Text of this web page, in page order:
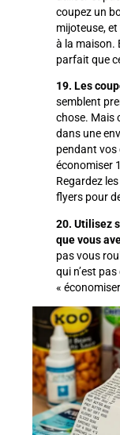
coupez un
mijoteuse,
à la maison.
parfait que
19. Les
semblent
chose. Mais
dans une
pendant vos
économiser
Regardez
flyers pour
20. Utilisez
que vous
pas vous
qui n’est
«